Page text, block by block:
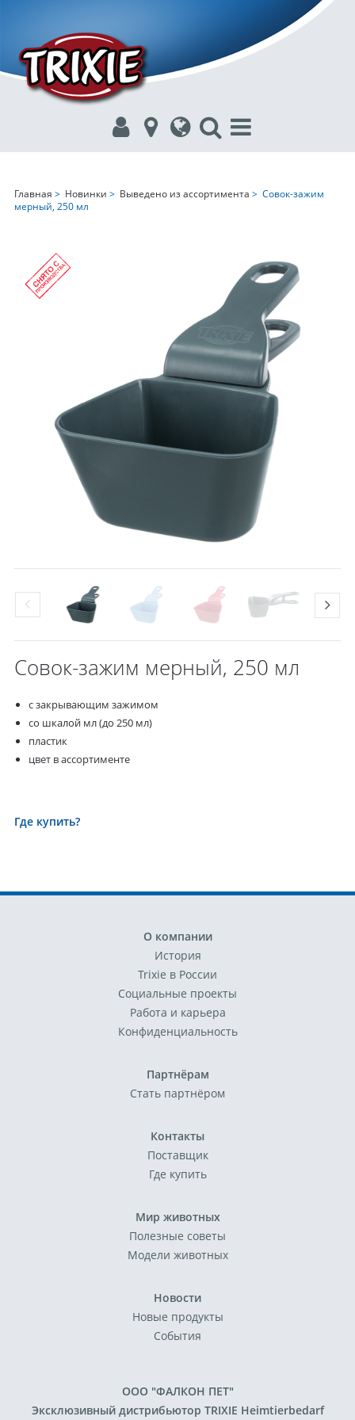
Главная > Новинки > Выведено из ассортимента > Совок-зажим
мерный, 250 мл
Совок-зажим мерный, 250 мл
с закрывающим зажимом
со шкалой мл (до 250 мл)
пластик
цвет в ассортименте
Где купить?
О компании
История
Trixie в России
Социальные проекты
Работа и карьера
Конфиденциальность
Партнёрам
Стать партнёром
Контакты
Поставщик
Где купить
Мир животных
Полезные советы
Модели животных
Новости
Новые продукты
События
ООО "ФАЛКОН ПЕТ"
Эксклюзивный дистрибьютор TRIXIE Heimtierbedarf